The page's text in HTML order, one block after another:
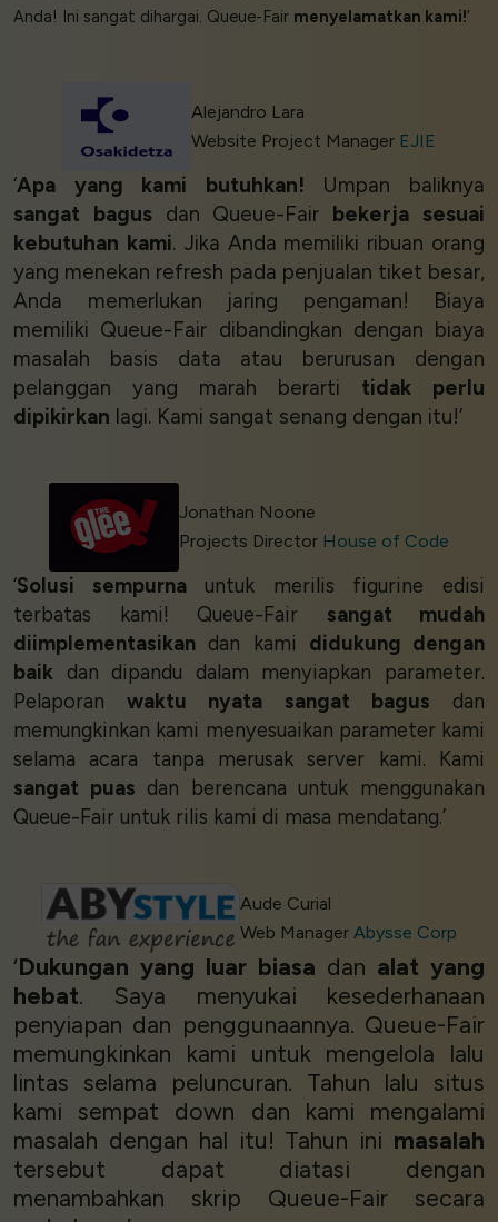
Anda! Ini sangat dihargai. Queue-Fair menyelamatkan kami!’
Alejandro Lara
Website Project Manager EJIE
‘Apa yang kami butuhkan! Umpan baliknya
sangat bagusdan Queue-Fair bekerja sesuai
kebutuhan kami. Jika Anda memiliki ribuan orang
yang menekan refresh pada penjualan tiket besar,
Anda memerlukan jaring pengaman! Biaya
memiliki Queue-Fair dibandingkan dengan biaya
masalah basis data atau berurusan dengan
pelanggan yang marah berarti tidak perlu
dipikirkan lagi. Kami sangat senang dengan itu!’
Jonathan Noone
Projects Director House of Code
‘Solusi sempurnauntuk merilis figurine edisi
terbatas kami! Queue-Fair sangat mudah
diimplementasikan dan kami didukung dengan
baik dan dipandu dalam menyiapkan parameter.
Pelaporan waktu nyata sangat bagus dan
memungkinkan kami menyesuaikan parameter kami
selama acara tanpa merusak server kami. Kami
sangat puas dan berencana untuk menggunakan
Queue-Fair untuk rilis kami di masa mendatang.’
Aude Curial
Web Manager Abysse Corp
‘Dukungan yang luar biasa dan alat yang
hebat. Saya menyukai kesederhanaan
penyiapan dan penggunaannya. Queue-Fair
memungkinkan kami untuk mengelola lalu
lintas selama peluncuran. Tahun lalu situs
kami sempat down dan kami mengalami
masalah dengan hal itu! Tahun ini masalah
tersebut dapat diatasi dengan
menambahkan skrip Queue-Fair secara
Cookies & Privacy
Queue-Fair.com uses cookies to provide content
and improve your experience. You can accept all
cookie usage or use settings to manage
categories individually.